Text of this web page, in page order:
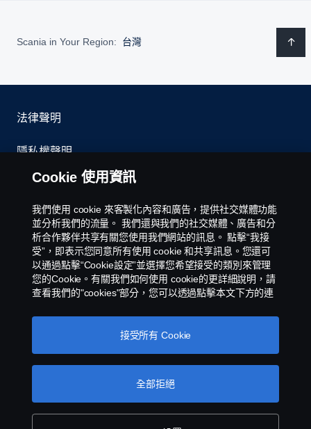
Scania in Your Region: 台灣
法律聲明
隱私權聲明
聯絡我們
環境政策
Cookies Policy
Cookie 設定
Scania 銷售和服務台灣子公司 - 永德福汽車版權所
有 © Copyright Scania 2025 All rights reserved
Cookie 使用資訊
我們使用 cookie 來客製化內容和廣告，提供社交媒體功能
並分析我們的流量。 我們還與我們的社交媒體、廣告和分
析合作夥伴共享有關您使用我們網站的訊息。 點擊“我接
受”，即表示您同意所有使用 cookie 和共享訊息。您還可
以通過點擊“Cookie設定”並選擇您希望接受的類別來管理
您的Cookie。有關我們如何使用 cookie的更詳細說明，請
查看我們的"cookies"部分，您可以透過點擊本文下方的連
全部拒絕
接受所有 Cookie